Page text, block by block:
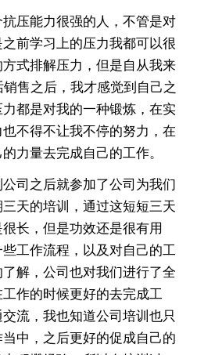
压能力很强的人，不管是对
前学习上的压力我都可以很
式排解压力，但是自从我来
售之后，我才感觉到自己之
都是对我的一种锻炼，在实
不得不让我不停的努力，在
力量去完成自己的工作。
司之后就参加了公司为我们
天的培训，通过这短短三天
长，但是功效还是很有用
工作流程，以及对自己的工
解，公司也对我们进行了全
作的时候更好的去完成工
流，我也知道公司培训也只
中，之后更好的促成自己的